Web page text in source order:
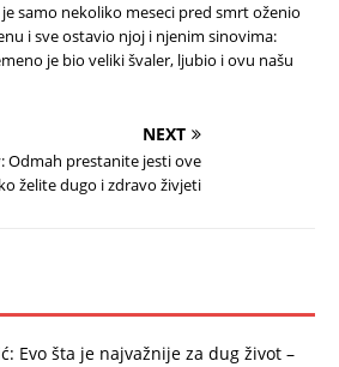
samo nekoliko meseci pred smrt oženio
i sve ostavio njoj i njenim sinovima:
je bio veliki švaler, ljubio i ovu našu
NEXT
Odmah prestanite jesti ove
želite dugo i zdravo živjeti
Evo šta je najvažnije za dug život –